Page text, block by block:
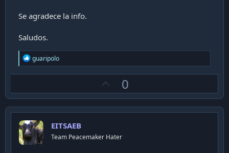
Se agradece la info.
Saludos.
R
e
a
i
o
n
s
:
guaripolo
p
v
t
e
0
EITSAEB
Team Peacemaker Hater